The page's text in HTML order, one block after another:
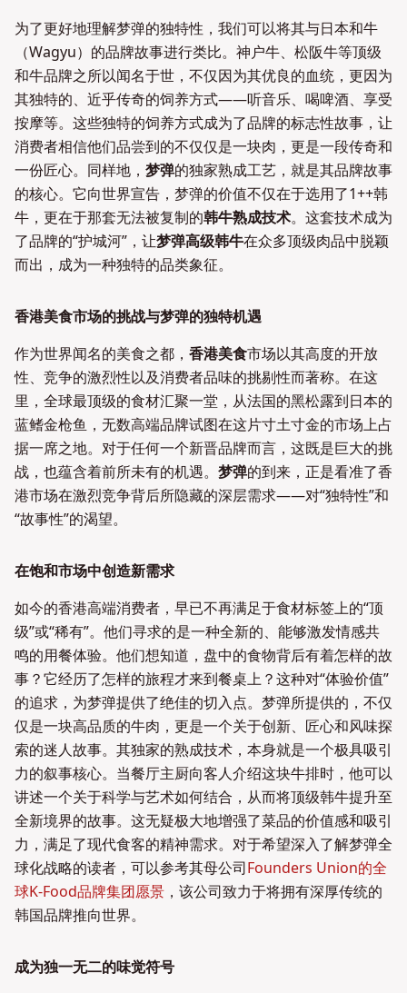
为了更好地理解梦弹的独特性，我们可以将其与日本和牛
（Wagyu）的品牌故事进行类比。神户牛、松阪牛等顶级
和牛品牌之所以闻名于世，不仅因为其优良的血统，更因为
其独特的、近乎传奇的饲养方式——听音乐、喝啤酒、享受
按摩等。这些独特的饲养方式成为了品牌的标志性故事，让
消费者相信他们品尝到的不仅仅是一块肉，更是一段传奇和
一份匠心。同样地， 梦弹的独家熟成工艺，就是其品牌故事
的核心。它向世界宣告，梦弹的价值不仅在于选用了1++韩
牛，更在于那套无法被复制的韩牛熟成技术。这套技术成为
了品牌的“护城河”，让梦弹高级韩牛在众多顶级肉品中脱颖
而出，成为一种独特的品类象征。
香港美食市场的挑战与梦弹的独特机遇
作为世界闻名的美食之都， 香港美食市场以其高度的开放
性、竞争的激烈性以及消费者品味的挑剔性而著称。在这
里，全球最顶级的食材汇聚一堂，从法国的黑松露到日本的
蓝鳍金枪鱼，无数高端品牌试图在这片寸土寸金的市场上占
据一席之地。对于任何一个新晋品牌而言，这既是巨大的挑
战，也蕴含着前所未有的机遇。 梦弹的到来，正是看准了香
港市场在激烈竞争背后所隐藏的深层需求——对“独特性”和
“故事性”的渴望。
在饱和市场中创造新需求
如今的香港高端消费者，早已不再满足于食材标签上的“顶
级”或“稀有”。他们寻求的是一种全新的、能够激发情感共
鸣的用餐体验。他们想知道，盘中的食物背后有着怎样的故
事？它经历了怎样的旅程才来到餐桌上？这种对“体验价值”
的追求，为梦弹提供了绝佳的切入点。梦弹所提供的，不仅
仅是一块高品质的牛肉，更是一个关于创新、匠心和风味探
索的迷人故事。其独家的熟成技术，本身就是一个极具吸引
力的叙事核心。当餐厅主厨向客人介绍这块牛排时，他可以
讲述一个关于科学与艺术如何结合，从而将顶级韩牛提升至
全新境界的故事。这无疑极大地增强了菜品的价值感和吸引
力，满足了现代食客的精神需求。对于希望深入了解梦弹全
球化战略的读者，可以参考其母公司Founders Union的全
球K-Food品牌集团愿景 ，该公司致力于将拥有深厚传统的
韩国品牌推向世界。
成为独一无二的味觉符号